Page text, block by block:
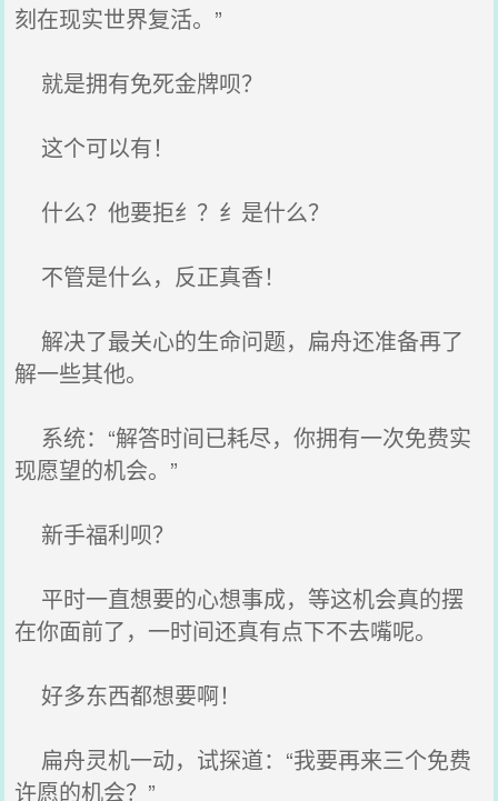
刻在现实世界复活。”
就是拥有免死金牌呗？
这个可以有！
什么？他要拒纟？纟是什么？
不管是什么，反正真香！
解决了最关心的生命问题，扁舟还准备再了
解一些其他。
系统：“解答时间已耗尽，你拥有一次免费实
现愿望的机会。”
新手福利呗？
平时一直想要的心想事成，等这机会真的摆
在你面前了，一时间还真有点下不去嘴呢。
好多东西都想要啊！
扁舟灵机一动，试探道：“我要再来三个免费
许愿的机会？”